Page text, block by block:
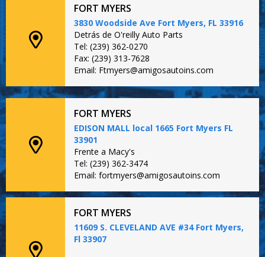
FORT MYERS
3830 Woodside Ave Fort Myers, FL 33916
Detrás de O'reilly Auto Parts
Tel: (239) 362-0270
Fax: (239) 313-7628
Email: Ftmyers@amigosautoins.com
FORT MYERS
EDISON MALL local 1665 Fort Myers FL
33901
Frente a Macy's
Tel: (239) 362-3474
Email: fortmyers@amigosautoins.com
FORT MYERS
11609 S. CLEVELAND AVE #34 Fort Myers,
Fl 33907